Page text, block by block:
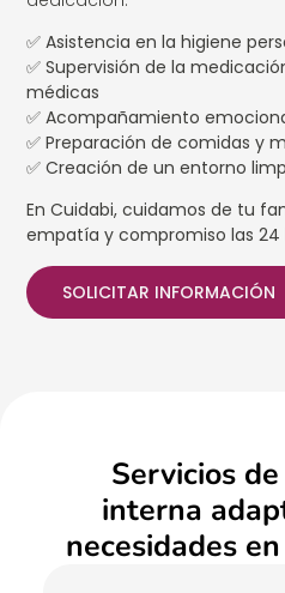
✅Asistencia en la higiene
✅Supervisión de la
médicas
✅Acompañamiento
✅Preparación de comidas y
✅Creación de un entorno
En Cuidabi, cuidamos de tu
empatía y compromiso las 24
SOLICITAR INFORMACIÓN
Servicios
interna
necesidades